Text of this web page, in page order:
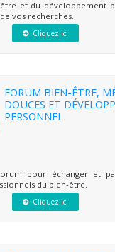
et du développement
vos recherches.
Cliquez ici
FORUM BIEN-ÊTRE,
DOUCES ET
PERSONNEL
pour échanger et
du bien-être.
Cliquez ici